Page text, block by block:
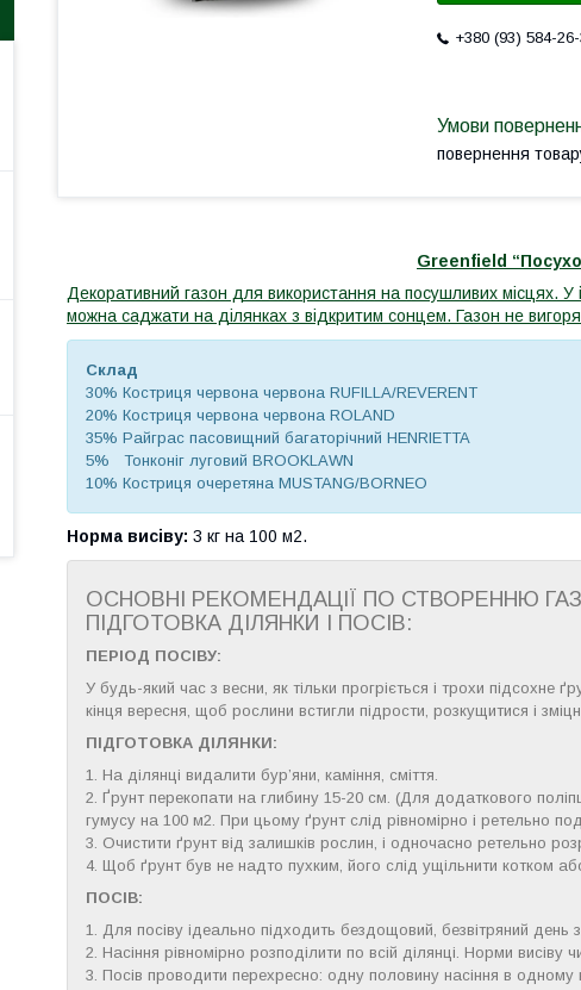
+380 (93) 584-
повернення
Greenfield
Декоративний газон для використання на посушливих місцях. У
можна саджати на ділянках з відкритим сонцем. Газон не
Склад
30% Костриця червона червона RUFILLA/REVERENT
20% Костриця червона червона ROLAND
35% Райграс пасовищний багаторічний HENRIETTA
5% Тонконіг луговий BROOKLAWN
10% Костриця очеретяна MUSTANG/BORNEO
Норма висіву: 3 кг на 100 м2.
ОСНОВНІ РЕКОМЕНДАЦІЇ ПО СТВОРЕННЮ
ПІДГОТОВКА ДІЛЯНКИ І ПОСІВ:
ПЕРІОД ПОСІВУ:
У будь-який час з весни, як тільки прогріється і трохи підсохне
кінця вересня, щоб рослини встигли підрости, розкущитися і
ПІДГОТОВКА ДІЛЯНКИ:
1. На ділянці видалити бур’яни, каміння, сміття.
2. Ґрунт перекопати на глибину 15-20 см. (Для додаткового
гумусу на 100 м2. При цьому ґрунт слід рівномірно і ретельно
3. Очистити ґрунт від залишків рослин, і одночасно ретельно
4. Щоб ґрунт був не надто пухким, його слід ущільнити котком
ПОСІВ:
1. Для посіву ідеально підходить бездощовий, безвітряний день
2. Насіння рівномірно розподілити по всій ділянці. Норми висіву
3. Посів проводити перехресно: одну половину насіння в одному